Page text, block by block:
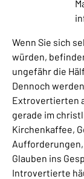
Wenn Sie sich
würden,
ungefähr die
Dennoch
Extrovertierten
gerade im
Kirchenkaffee,
Glauben ins
Introvertierte